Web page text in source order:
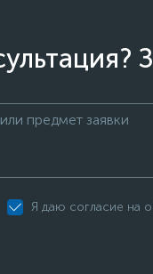
Я даю согласие на